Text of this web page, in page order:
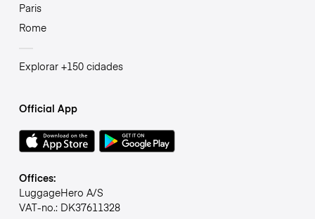
Paris
Rome
Explorar +150 cidades
Official App
Offices:
LuggageHero A/S
VAT-no.: DK37611328